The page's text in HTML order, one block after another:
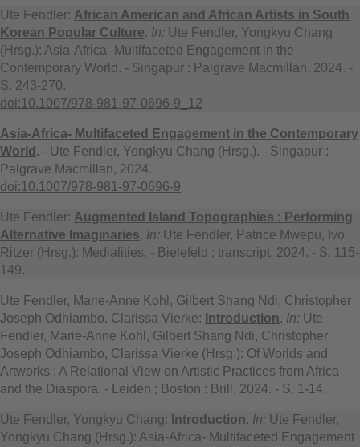
Ute Fendler: African American and African Artists in South
Korean Popular Culture. In: Ute Fendler, Yongkyu Chang
(Hrsg.): Asia-Africa- Multifaceted Engagement in the
Contemporary World. - Singapur : Palgrave Macmillan, 2024. -
S. 243-270.
doi:10.1007/978-981-97-0696-9_12
Asia-Africa- Multifaceted Engagement in the Contemporary
World . - Ute Fendler, Yongkyu Chang (Hrsg.). - Singapur :
Palgrave Macmillan, 2024.
doi:10.1007/978-981-97-0696-9
Ute Fendler: Augmented Island Topographies : Performing
Alternative Imaginaries. In: Ute Fendler, Patrice Mwepu, Ivo
Ritzer (Hrsg.): Medialities. - Bielefeld : transcript, 2024. - S. 115-
149.
Ute Fendler, Marie-Anne Kohl, Gilbert Shang Ndi, Christopher
Joseph Odhiambo, Clarissa Vierke: Introduction. In: Ute
Fendler, Marie-Anne Kohl, Gilbert Shang Ndi, Christopher
Joseph Odhiambo, Clarissa Vierke (Hrsg.): Of Worlds and
Artworks : A Relational View on Artistic Practices from Africa
and the Diaspora. - Leiden ; Boston : Brill, 2024. - S. 1-14.
Ute Fendler, Yongkyu Chang: Introduction. In: Ute Fendler,
Yongkyu Chang (Hrsg.): Asia-Africa- Multifaceted Engagement